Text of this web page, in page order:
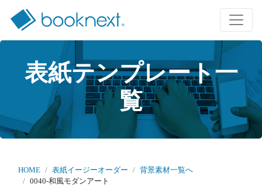
表紙テンプレート一
覧
HOME 表紙イージーオーダー
背景素材一覧へ
0040-和風モダンアート